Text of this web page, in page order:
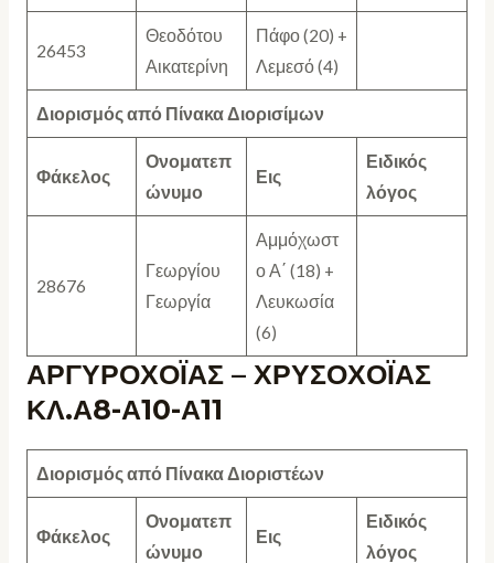
26453
Θεοδότου
Αικατερίνη
Πάφο (20) +
Λεμεσό (4)
Διορισμός από Πίνακα Διορισίμων
Φάκελος
Ονοματεπ
ώνυμο
Εις
Ειδικός
λόγος
28676
Γεωργίου
Γεωργία
Αμμόχωστ
ο Α΄ (18) +
Λευκωσία
(6)
ΑΡΓΥΡΟΧΟΪΑΣ – ΧΡΥΣΟΧΟΪΑΣ
ΚΛ.Α8-Α10-Α11
Διορισμός από Πίνακα Διοριστέων
Φάκελος
Ονοματεπ
ώνυμο
Εις
Ειδικός
λόγος